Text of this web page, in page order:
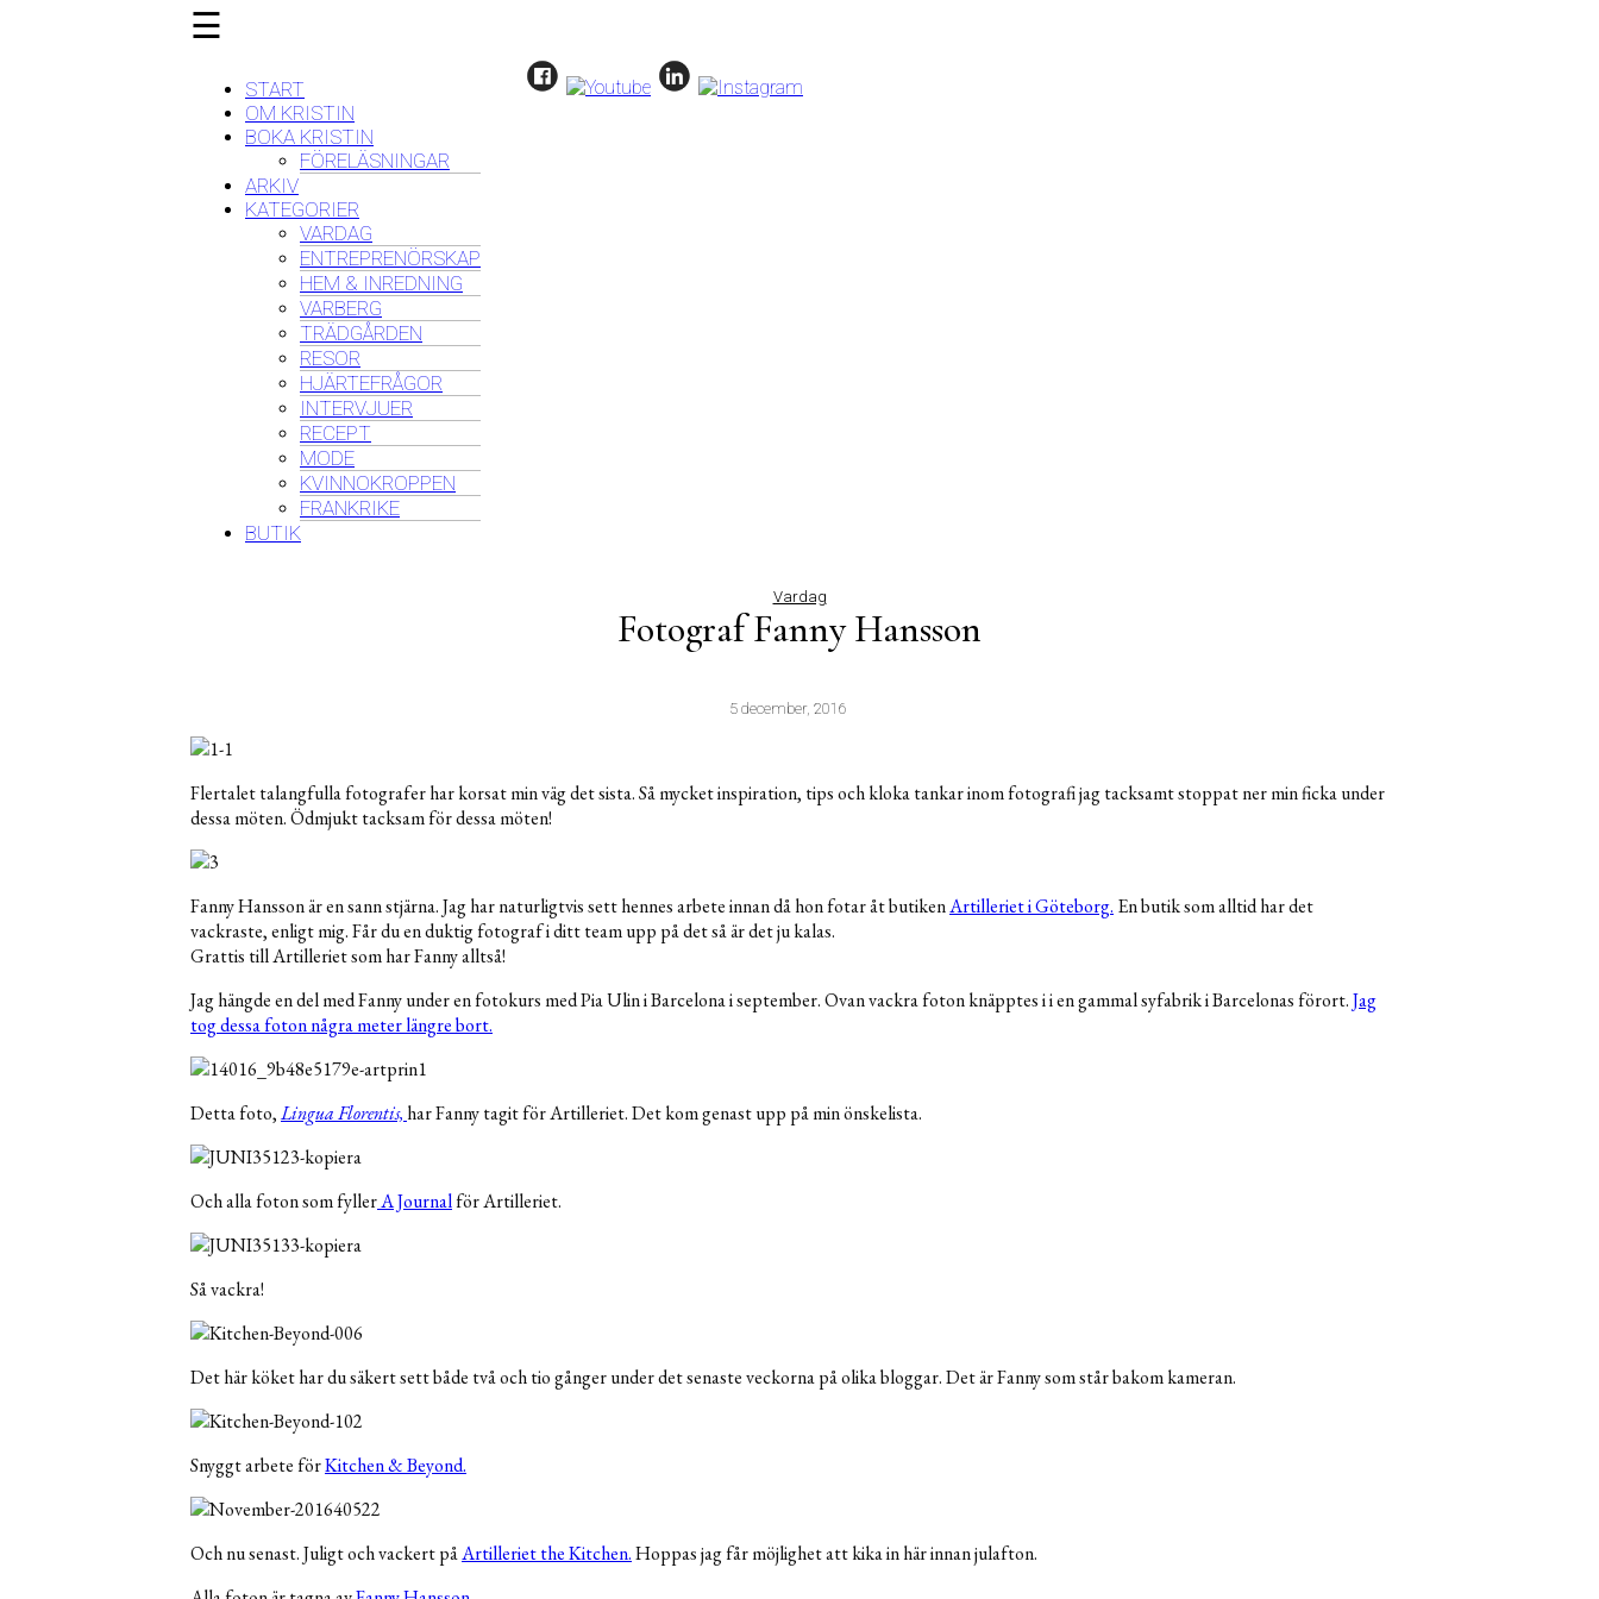
☰
START
OM KRISTIN
BOKA KRISTIN
FÖRELÄSNINGAR
ARKIV
KATEGORIER
VARDAG
ENTREPRENÖRSKAP
HEM & INREDNING
VARBERG
TRÄDGÅRDEN
RESOR
HJÄRTEFRÅGOR
INTERVJUER
RECEPT
MODE
KVINNOKROPPEN
FRANKRIKE
BUTIK
Vardag
Fotograf Fanny Hansson
5 december, 2016
Flertalet talangfulla fotografer har korsat min väg det sista. Så mycket inspiration, tips och kloka tankar inom fotografi jag tacksamt stoppat ner min ficka under
dessa möten. Ödmjukt tacksam för dessa möten!
Fanny Hansson är en sann stjärna. Jag har naturligtvis sett hennes arbete innan då hon fotar åt butikenArtilleriet i Göteborg. En butik som alltid har det
vackraste, enligt mig. Får du en duktig fotograf i ditt team upp på det så är det ju kalas.
Grattis till Artilleriet som har Fanny alltså!
Jag hängde en del med Fanny under en fotokurs med Pia Ulin i Barcelona i september. Ovan vackra foton knäpptes i i en gammal syfabrik i Barcelonas förort.Jag
tog dessa foton några meter längre bort.
Detta foto,Lingua Florentis, har Fanny tagit för Artilleriet. Det kom genast upp på min önskelista.
Och alla foton som fyllerA Journalför Artilleriet.
Så vackra!
Det här köket har du säkert sett både två och tio gånger under det senaste veckorna på olika bloggar. Det är Fanny som står bakom kameran.
Snyggt arbete förKitchen & Beyond.
Och nu senast. Juligt och vackert påArtilleriet the Kitchen.Hoppas jag får möjlighet att kika in här innan julafton.